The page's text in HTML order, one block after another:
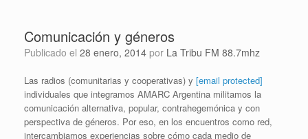
Comunicación y géneros
Publicado el 28 enero, 2014 por La Tribu FM 88.7mhz
Las radios (comunitarias y cooperativas) y [email protected]
individuales que integramos AMARC Argentina militamos la
comunicación alternativa, popular, contrahegemónica y con
perspectiva de géneros. Por eso, en los encuentros como red,
intercambiamos experiencias sobre cómo cada medio de